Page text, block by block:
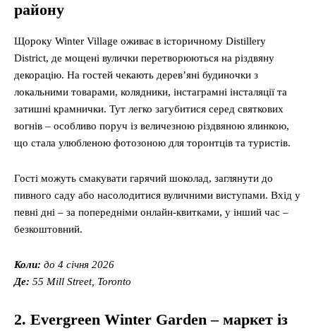
району
Щороку Winter Village оживає в історичному Distillery
District, де мощені вулички перетворюються на різдвяну
декорацію. На гостей чекають дерев’яні будиночки з
локальними товарами, колядники, інстаграмні інсталяції та
затишні крамнички. Тут легко загубитися серед святкових
вогнів – особливо поруч із величезною різдвяною ялинкою,
що стала улюбленою фотозоною для торонтців та туристів.
Гості можуть смакувати гарячий шоколад, заглянути до
пивного саду або насолодитися вуличними виступами. Вхід у
певні дні – за попередніми онлайн-квитками, у інший час –
безкоштовний.
Коли: до 4 січня 2026
Де: 55 Mill Street, Toronto
2. Evergreen Winter Garden – маркет із